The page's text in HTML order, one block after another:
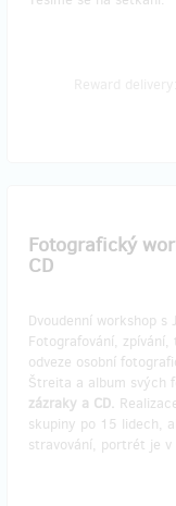
Fotografický
CD
Dvoudenní workshop
Fotografování,
odveze osobní
Štreita a album svých
zázraky a CD.
skupiny po 15 lidech,
stravování, portrét je v